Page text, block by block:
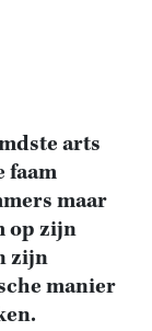
arts
faam
maar
op zijn
zijn
manier